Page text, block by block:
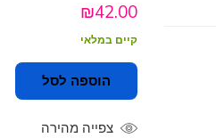
₪42.00
קיים במלאי
הוספה לסל
צפייה מהירה